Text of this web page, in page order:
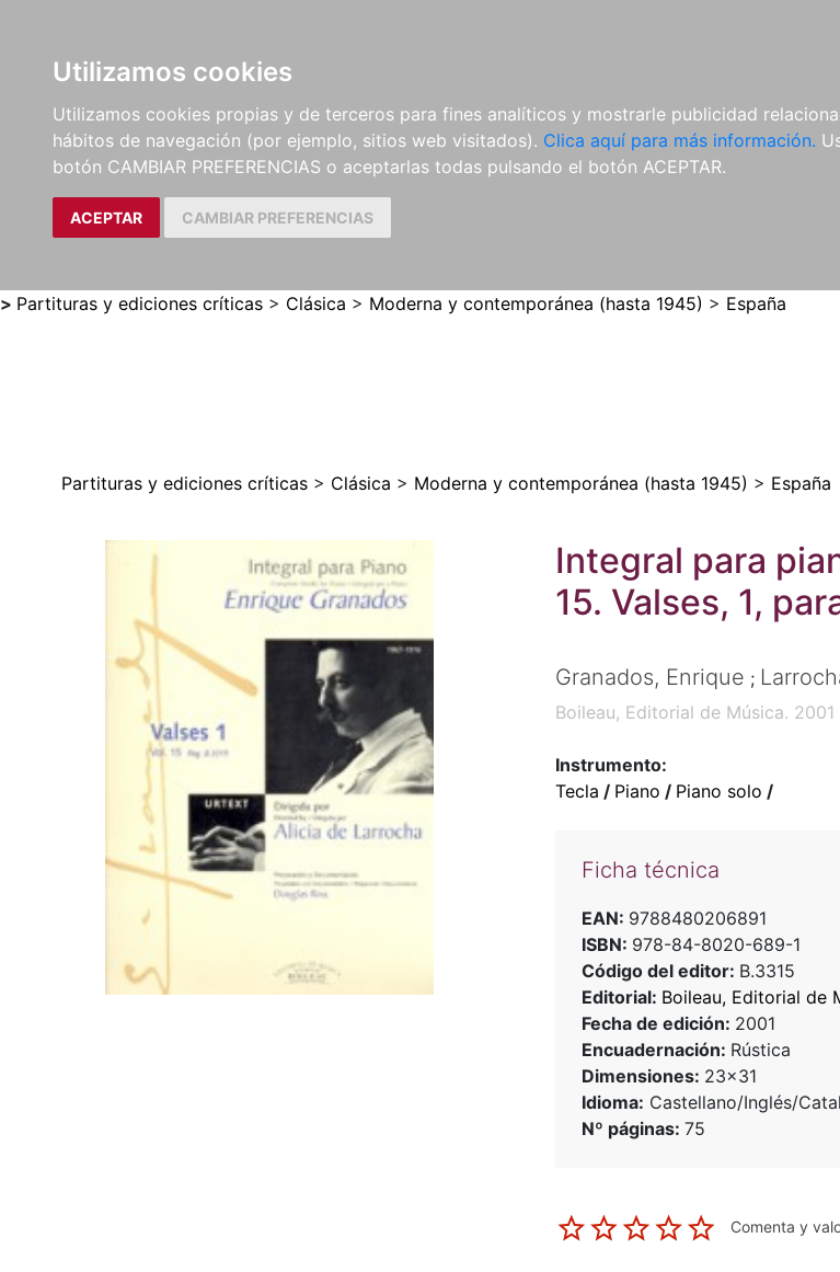
Utilizamos cookies
Utilizamos cookies propias y de terceros para fines analíticos y mostrarle publicidad
hábitos de navegación (por ejemplo, sitios web visitados). Clica aquí para más información.
botón CAMBIAR PREFERENCIAS o aceptarlas todas pulsando el botón ACEPTAR.
ACEPTAR CAMBIAR PREFERENCIAS
LIBROS
MÉTODOS Y
EJERCICIOS
PARTITURAS Y EDICIONES
CRÍTICAS
REVISTAS
CDS Y
DVDS
> Partituras y ediciones críticas > Clásica > Moderna y contemporánea (hasta 1945) > España
Partituras y ediciones críticas > Clásica > Moderna y contemporánea (hasta 1945) > España
Integral para
15. Valses, 1,
Granados, Enrique ;
Boileau, Editorial de Música. 2001
Instrumento:
Tecla / Piano / Piano solo /
Ficha técnica
EAN: 9788480206891
ISBN: 978-84-8020-689-1
Código del editor: B.3315
Editorial: Boileau, Editorial de
Fecha de edición: 2001
Encuadernación: Rústica
Dimensiones: 23x31
Idioma: Castellano/Inglés/
Nº páginas: 75
Comenta y